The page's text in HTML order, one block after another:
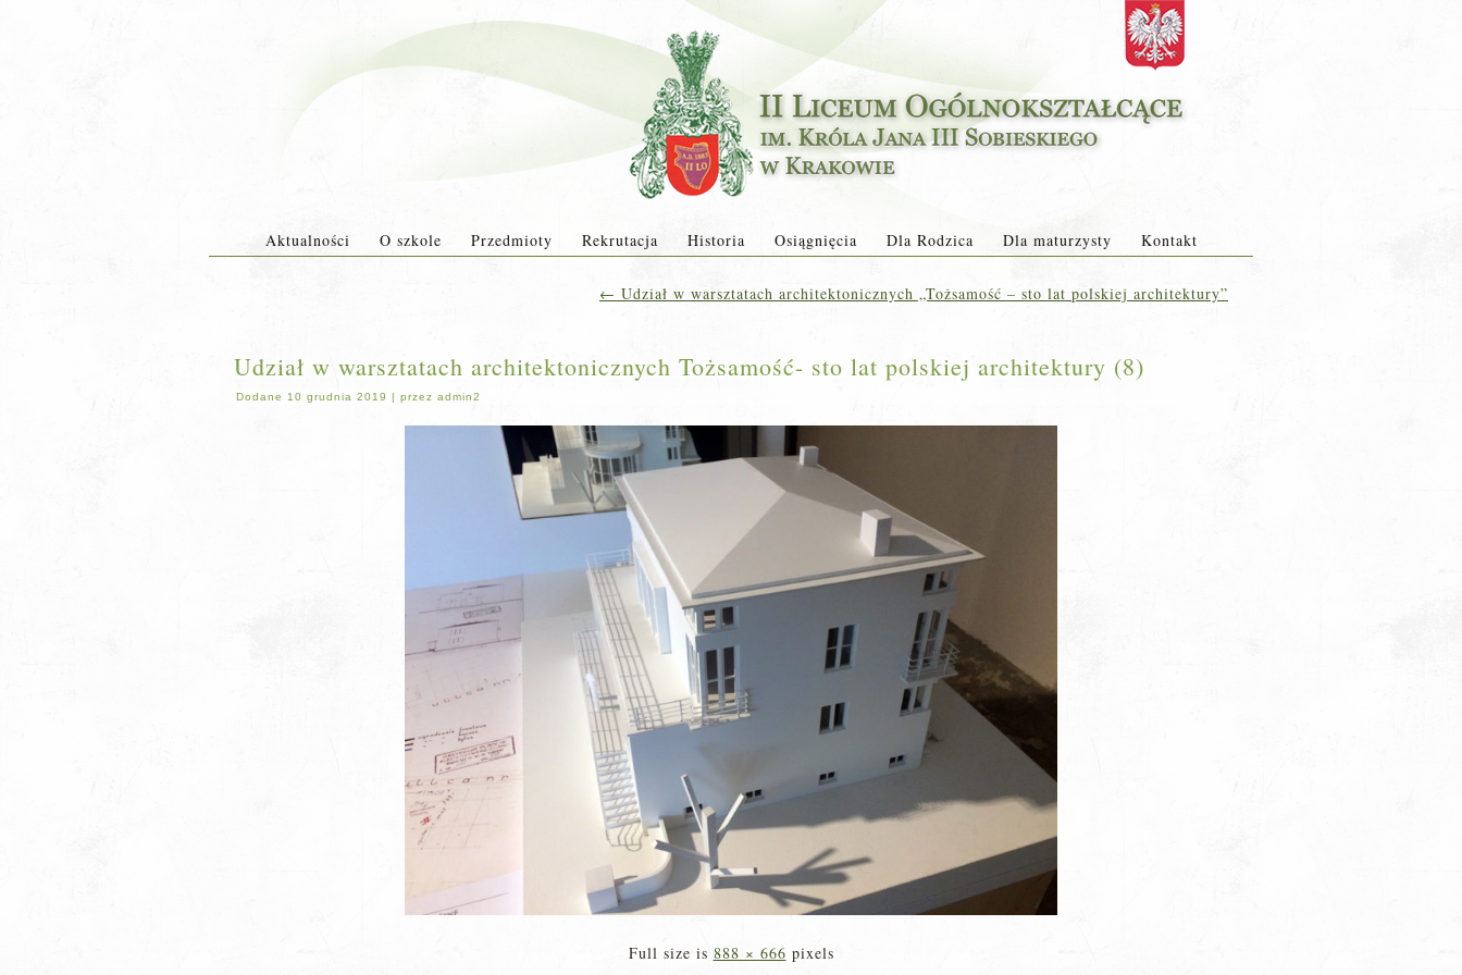
Aktualności O szkole Przedmioty Rekrutacja Historia Osiągnięcia Dla Rodzica Dla maturzysty Kontakt
← Udział w warsztatach architektonicznych „Tożsamość – sto lat polskiej architektury”
Udział w warsztatach architektonicznych Tożsamość- sto lat polskiej architektury (8)
Dodane 10 grudnia 2019 | przez admin2
Full size is 888 × 666 pixels